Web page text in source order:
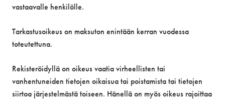
vastaavalle henkilölle.
Tarkastusoikeus on maksuton enintään kerran vuodessa
toteutettuna.
Rekisteröidyllä on oikeus vaatia virheellisten tai
vanhentuneiden tietojen oikaisua tai poistamista tai tietojen
siirtoa järjestelmästä toiseen. Hänellä on myös oikeus rajoittaa